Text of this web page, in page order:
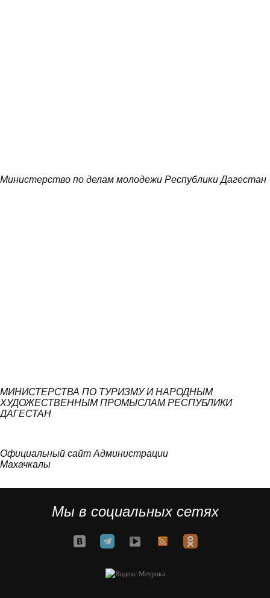
Министерство по делам молодежи Республики Дагестан
МИНИСТЕРСТВА ПО ТУРИЗМУ И НАРОДНЫМ
ХУДОЖЕСТВЕННЫМ ПРОМЫСЛАМ РЕСПУБЛИКИ
ДАГЕСТАН
Официальный сайт Администрации
Махачкалы
Мы в социальных сетях